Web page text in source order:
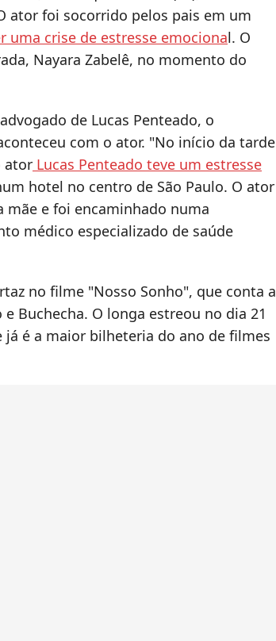
ator foi socorrido pelos pais em um
uma crise de estresse emocional. O
Nayara Zabelê, no momento do
de Lucas Penteado, o
com o ator. "No início da tarde
ator Lucas Penteado teve um estresse
hotel no centro de São Paulo. O ator
e foi encaminhado numa
médico especializado de saúde
no filme "Nosso Sonho", que conta a
Buchecha. O longa estreou no dia 21
já é a maior bilheteria do ano de filmes